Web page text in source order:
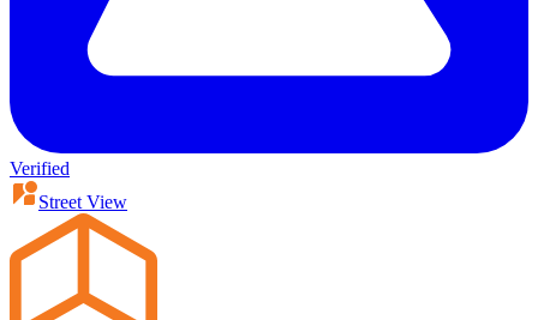
Verified
Street View